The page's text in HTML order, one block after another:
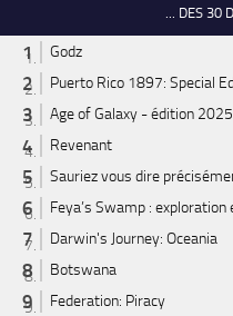
... DES 30
Godz
Puerto Rico 1897: Special
Age of Galaxy - édition 2025
Revenant
Sauriez vous dire
Feya’s Swamp :
Darwin's Journey: Oceania
Botswana
Federation: Piracy